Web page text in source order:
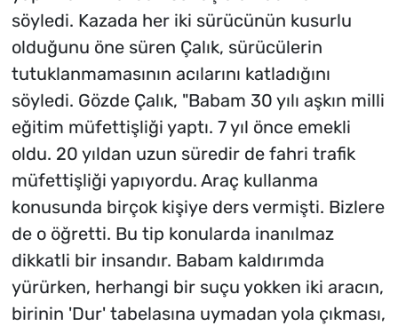
söyledi. Kazada her iki sürücünün kusurlu
olduğunu öne süren Çalık, sürücülerin
tutuklanmamasının acılarını katladığını
söyledi. Gözde Çalık, "Babam 30 yılı aşkın milli
eğitim müfettişliği yaptı. 7 yıl önce emekli
oldu. 20 yıldan uzun süredir de fahri trafik
müfettişliği yapıyordu. Araç kullanma
konusunda birçok kişiye ders vermişti. Bizlere
de o öğretti. Bu tip konularda inanılmaz
dikkatli bir insandır. Babam kaldırımda
yürürken, herhangi bir suçu yokken iki aracın,
birinin 'Dur' tabelasına uymadan yola çıkması,